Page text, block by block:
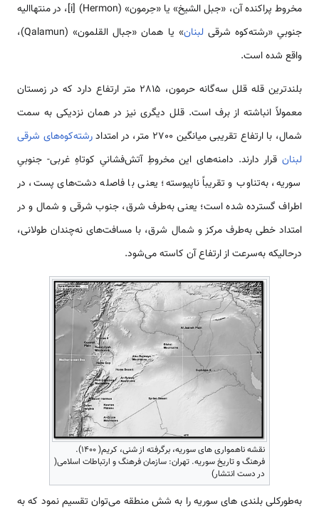
مخروط پراکنده آن، «جبل الشیخ» یا «حِرمون» (Hermon) [i]، در منتها‌الیه
جنوبیِ «رشته‌كوه شرقیلبنان
» یا همان «جبال القلمون» (Qalamun)،
واقع شده است.
بلندترین قله قلل سه‌گانه حرمون، 2815 متر ارتفاع دارد که در زمستان
معمولاً انباشته از برف است. قلل دیگری نیز در همان نزدیکی به سمت
شمال، با ارتفاع تقریبی میانگین 2700 متر، در امتداد
رشته‌كوه‌های شرقی
لبنان قرار دارند. دامنه‌های این مخروطِ آتش‌فشانیِ کوتاهِ غربی- جنوبیِ
سوریه، به‌تناوب و تقریباً ناپیوسته؛ یعنی با فاصله دشت‌های پست، در
اطراف گسترده شده است؛ یعنی به‌طرف شرق، جنوب شرقی و شمال و در
امتداد خطی به‌طرف مرکز و شمال شرق، با مسافت‌های نه‌چندان طولانی،
درحالیکه به‌سرعت از ارتفاع آن کاسته می‌شود.
نقشه ناهمواری های سوریه، برگرفته از شنی، کریم( 1400).
فرهنگ و تاریخ سوریه. تهران: سازمان فرهنگ و ارتباطات اسلامی(
در دست انتشار)
به‌طورکلی بلندی های سوریه را به شش منطقه می‌توان تقسیم نمود که به